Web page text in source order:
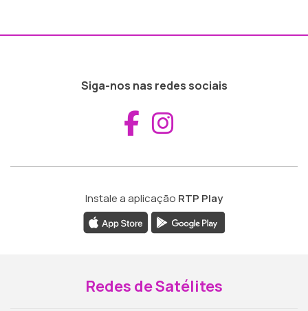
Siga-nos nas redes sociais
Aceder ao
Instale a aplicação RTP Play
Redes de Satélites